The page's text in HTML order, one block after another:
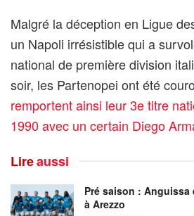
Malgré la déception en Ligue
un Napoli irrésistible qui a
national de première division
soir, les Partenopei ont été
remportent ainsi leur 3e titre
1990 avec un certain Diego
Lireaussi
Pré saison :
à Arezzo